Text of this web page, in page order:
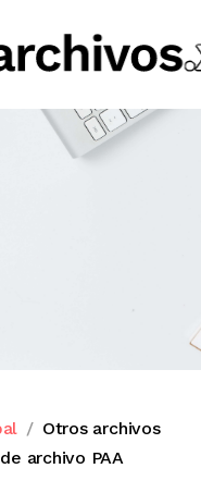
Otros archivos
archivo PAA